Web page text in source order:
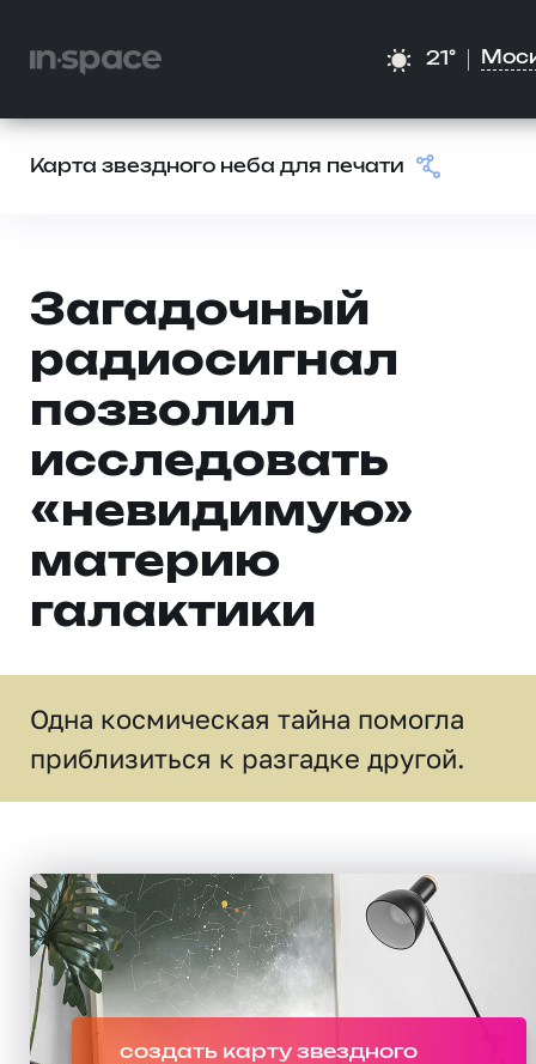
21°
Карта звездного неба для печати
Загадочный
радиосигнал
позволил
исследовать
«невидимую»
материю
галактики
Одна космическая тайна помогла
приблизиться к разгадке другой.
создать карту звездного